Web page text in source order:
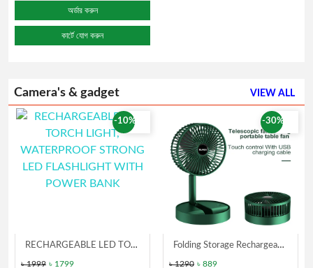
অর্ডার করুন
কার্টে যোগ করুন
Camera's & gadget VIEW ALL
-10%
RECHARGEABLE LED TORCH LIGHT, WATERPROOF STRONG LED FLASHLIGHT WITH POWER BANK
৳ 1999 ৳ 1799
-30%
Folding Storage Rechargeable Mini Stand Fan
৳ 1290 ৳ 889